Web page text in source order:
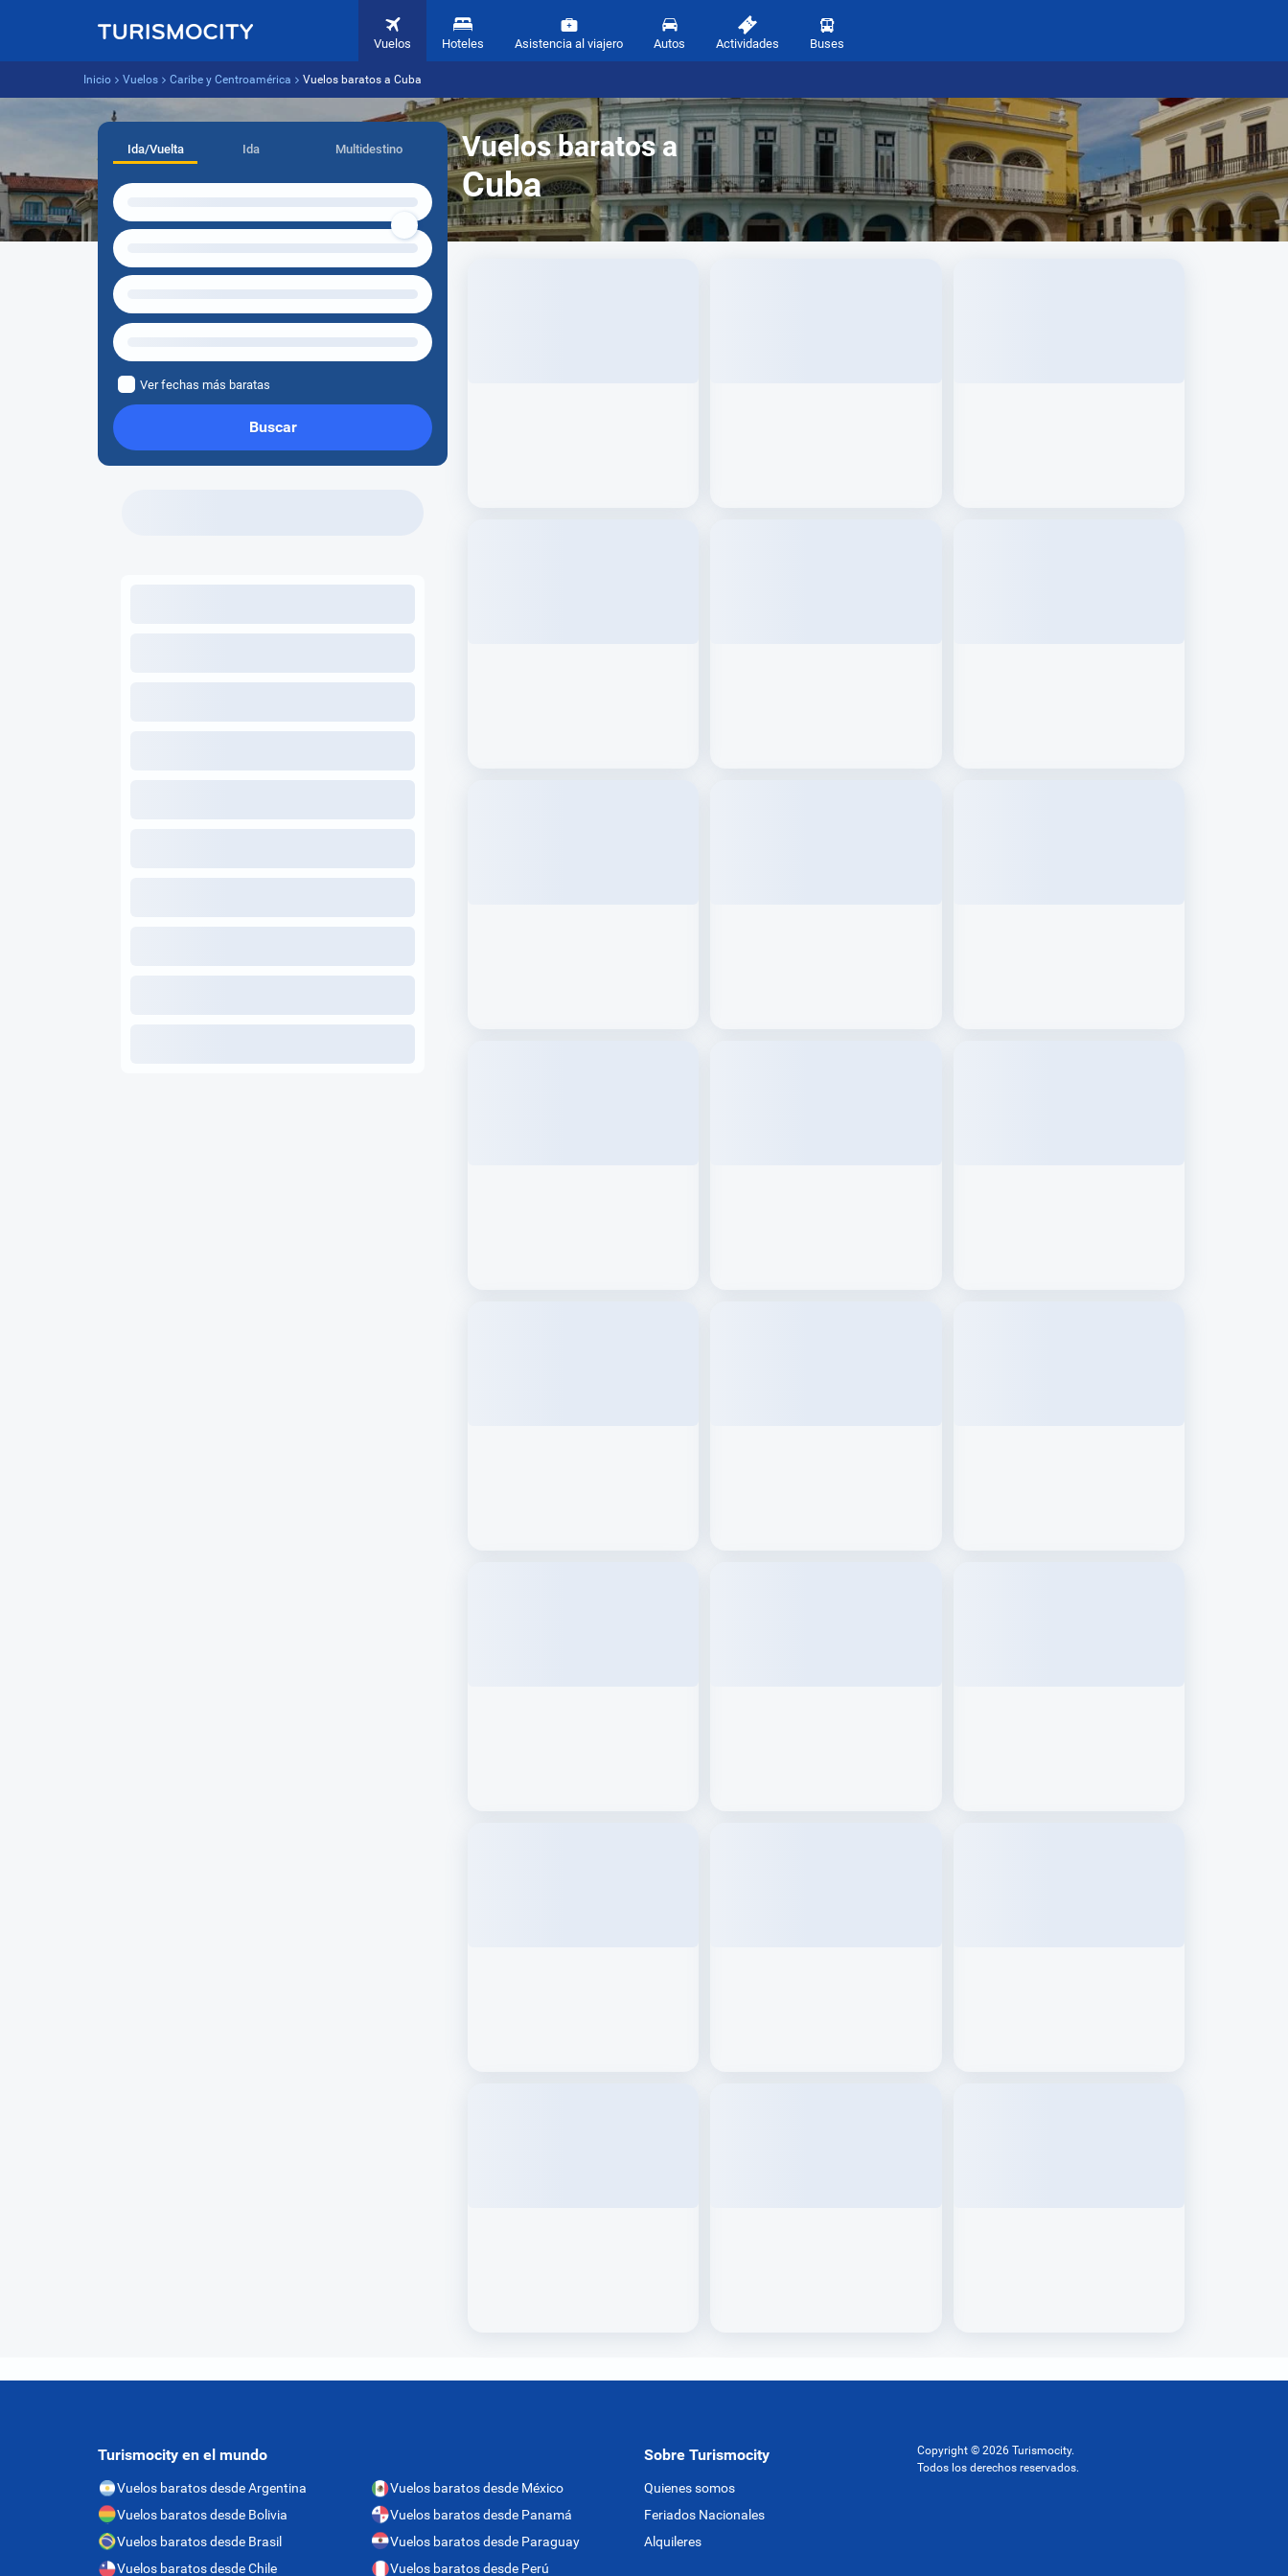
Vuelos Hoteles Asistencia al viajero Autos Actividades Buses
Inicio Vuelos Caribe y Centroamérica Vuelos baratos a Cuba
Ida/Vuelta Ida Multidestino
Ver fechas más baratas
Buscar
Vuelos baratos a
Cuba
Turismocity en el mundo
Vuelos baratos desde Argentina
Vuelos baratos desde Bolivia
Vuelos baratos desde Brasil
Vuelos baratos desde Chile
Vuelos baratos desde México
Vuelos baratos desde Panamá
Vuelos baratos desde Paraguay
Vuelos baratos desde Perú
Sobre Turismocity
Quienes somos
Feriados Nacionales
Alquileres
Copyright © 2026 Turismocity.
Todos los derechos reservados.